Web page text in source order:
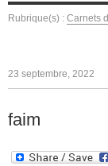
Rubrique(s) : Carnets
23 septembre, 2022
faim